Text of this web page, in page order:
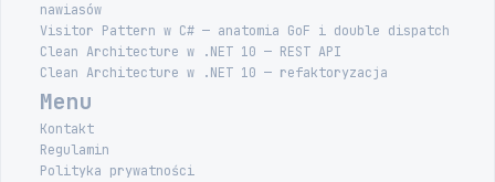
nawiasów
Visitor Pattern w C# — anatomia GoF i double dispatch
Clean Architecture w .NET 10 — REST API
Clean Architecture w .NET 10 — refaktoryzacja
Menu
Kontakt
Regulamin
Polityka prywatności